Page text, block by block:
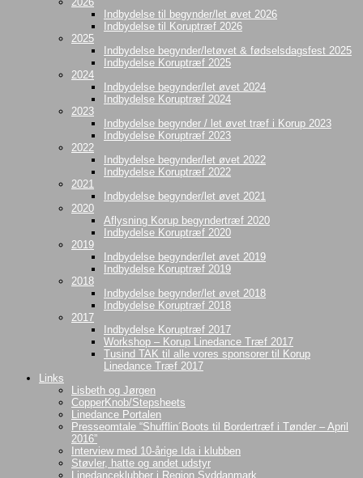
Indbydelse til begynder/let øvet 2026
Indbydelse til Koruptræf 2026
2025
Indbydelse begynder/letøvet & fødselsdagsfest 2025
Indbydelse Koruptræf 2025
2024
Indbydelse begynder/let øvet 2024
Indbydelse Koruptræf 2024
2023
Indbydelse begynder / let øvet træf i Korup 2023
Indbydelse Koruptræf 2023
2022
Indbydelse begynder/let øvet 2022
Indbydelse Koruptræf 2022
2021
Indbydelse begynder/let øvet 2021
2020
Aflysning Korup begyndertræf 2020
Indbydelse Koruptræf 2020
2019
Indbydelse begynder/let øvet 2019
Indbydelse Koruptræf 2019
2018
Indbydelse begynder/let øvet 2018
Indbydelse Koruptræf 2018
2017
Indbydelse Koruptræf 2017
Workshop – Korup Linedance Træf 2017
Tusind TAK til alle vores sponsorer til Korup
Linedance Træf 2017
Links
Lisbeth og Jørgen
CopperKnob/Stepsheets
Linedance Portalen
Presseomtale “Shufflin´Boots til Bordertræf i Tønder – April
2016”
Interview med 10-årige Ida i klubben
Støvler, hatte og andet udstyr
Linedanceklubber i Region Syddanmark